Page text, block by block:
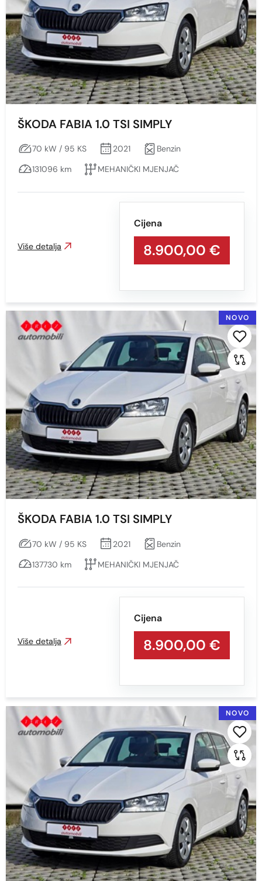
ŠKODA FABIA 1.0 TSI SIMPLY
70 kW / 95 KS 2021
Benzin
131096 km
MEHANIČKI MJENJAČ
Cijena
8.900,00 €
Više detalja
NOVO
ŠKODA FABIA 1.0 TSI SIMPLY
70 kW / 95 KS 2021
Benzin
137730 km
MEHANIČKI MJENJAČ
Cijena
8.900,00 €
Više detalja
NOVO